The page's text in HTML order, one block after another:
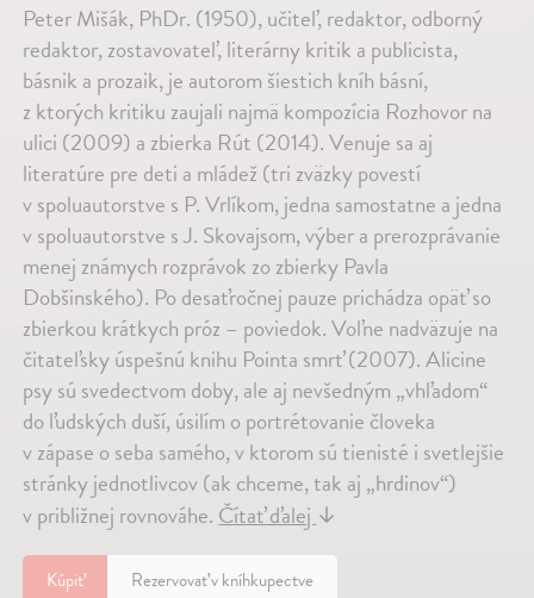
Peter Mišák, PhDr. (1950), učiteľ, redaktor, odborný
redaktor, zostavovateľ, literárny kritik a publicista,
básnik a prozaik, je autorom šiestich kníh básní,
z ktorých kritiku zaujali najmä kompozícia Rozhovor na
ulici (2009) a zbierka Rút (2014). Venuje sa aj
literatúre pre deti a mládež (tri zväzky povestí
v spoluautorstve s P. Vrlíkom, jedna samostatne a jedna
v spoluautorstve s J. Skovajsom, výber a prerozprávanie
menej známych rozprávok zo zbierky Pavla
Dobšinského). Po desaťročnej pauze prichádza opäť so
zbierkou krátkych próz – poviedok. Voľne nadväzuje na
čitateľsky úspešnú knihu Pointa smrť (2007). Alicine
psy sú svedectvom doby, ale aj nevšedným „vhľadom“
do ľudských duší, úsilím o portrétovanie človeka
v zápase o seba samého, v ktorom sú tienisté i svetlejšie
stránky jednotlivcov (ak chceme, tak aj „hrdinov“)
v približnej rovnováhe.Čítať ďalej↓
Kúpiť Rezervovať v kníhkupectve